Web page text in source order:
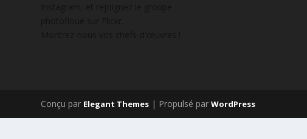
Conçu par Elegant Themes | Propulsé parWordPress